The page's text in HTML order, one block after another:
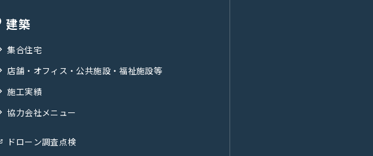
建築
集合住宅
店舗・オフィス・公共施設・福祉施設等
施工実績
協力会社メニュー
ドローン調査点検